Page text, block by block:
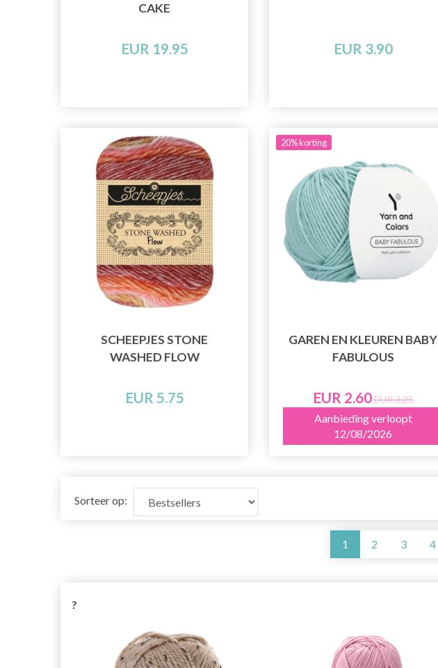
CAKE
EUR 19.95 EUR 3.90
SCHEEPJES STONE
WASHED FLOW
EUR 5.75
20% korting
GAREN EN KLEUREN BABY
FABULOUS
EUR 2.60EUR 3.25
Aanbieding verloopt
12/08/2026
Sorteer op:
1 2 3 4
?